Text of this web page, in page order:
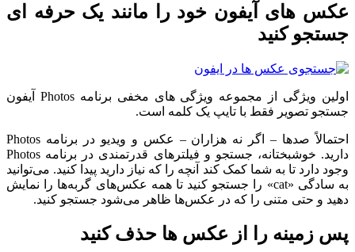
عکس های آیفون خود را مانند یک حرفه ای
جستجو کنید
اولین ویژگی از مجموعه ویژگی های مخفی برنامه Photos آیفون
جستجو تصویر فقط با تایپ یک کلمه است.
احتمالاً صدها – اگر نه هزاران – عکس و ویدیو در برنامه Photos
دارید. خوشبختانه، جستجو و فیلترهای قدرتمندی در برنامه Photos
وجود دارد تا به شما کمک کند آنچه را که نیاز دارید پیدا کنید. می‌توانید
به سادگی «cat» را جستجو کنید تا همه عکس‌های گربه‌ها را نمایش
دهید و حتی متنی را که در عکس‌ها ظاهر می‌شود جستجو کنید.
پس زمینه را از عکس ها حذف کنید